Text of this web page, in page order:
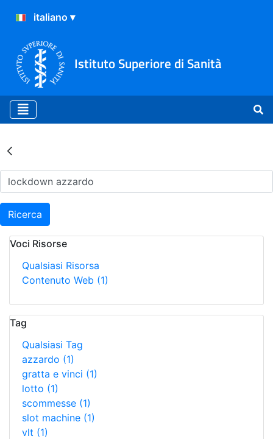
Istituto Superiore di Sanità
Risultati della Ricerca -
Ricerca
Voci Risorse
Qualsiasi Risorsa
Contenuto Web (1)
Tag
Qualsiasi Tag
azzardo (1)
gratta e vinci (1)
lotto (1)
scommesse (1)
slot machine (1)
vlt (1)